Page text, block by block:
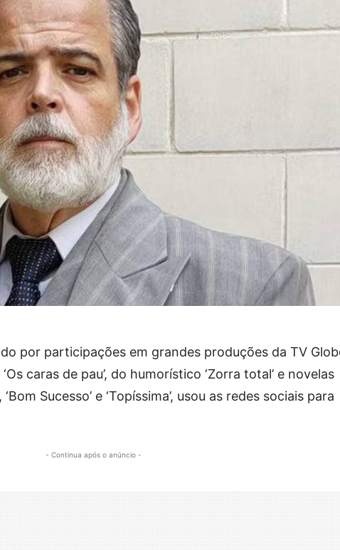
por participações em grandes produções da TV
caras de pau’, do humorístico ‘Zorra total’ e novelas
‘Bom Sucesso’ e ‘Topíssima’, usou as redes sociais para
- Continua após o anúncio -